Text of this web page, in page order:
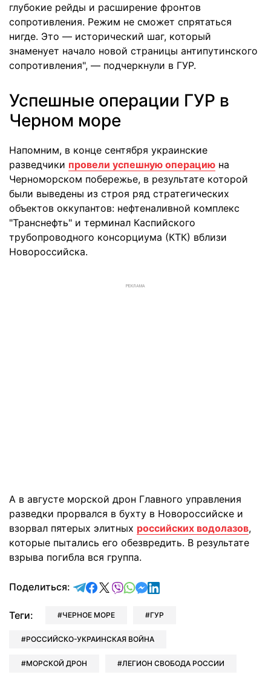
глубокие рейды и расширение фронтов
сопротивления. Режим не сможет спрятаться
нигде. Это — исторический шаг, который
знаменует начало новой страницы антипутинского
сопротивления", — подчеркнули в ГУР.
Успешные операции ГУР в
Черном море
Напомним, в конце сентября украинские
разведчики провели успешную операцию на
Черноморском побережье, в результате которой
были выведены из строя ряд стратегических
объектов оккупантов: нефтеналивной комплекс
"Транснефть" и терминал Каспийского
трубопроводного консорциума (КТК) вблизи
Новороссийска.
РЕКЛАМА
А в августе морской дрон Главного управления
разведки прорвался в бухту в Новороссийске и
взорвал пятерых элитных российских водолазов,
которые пытались его обезвредить. В результате
взрыва погибла вся группа.
Поделиться: отправить в Telegram
поделиться в Facebook
поделиться в X
отправить в Viber
отправить в Whatsapp
отправить в Messenger
отправить в LinkedIn
Теги: ЧЕРНОЕ МОРЕ ГУР
РОССИЙСКО-УКРАИНСКАЯ ВОЙНА
МОРСКОЙ ДРОН ЛЕГИОН СВОБОДА РОССИИ